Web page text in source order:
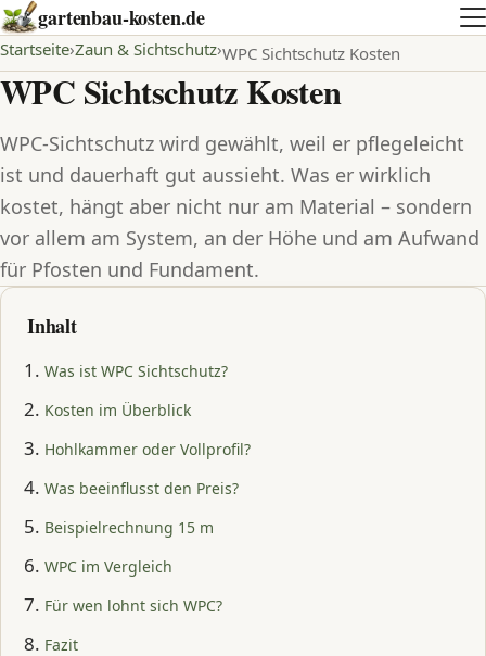
gartenbau-kosten.de
Startseite Zaun & Sichtschutz WPC Sichtschutz Kosten
WPC Sichtschutz Kosten
WPC-Sichtschutz wird gewählt, weil er pflegeleicht
ist und dauerhaft gut aussieht. Was er wirklich
kostet, hängt aber nicht nur am Material – sondern
vor allem am System, an der Höhe und am Aufwand
für Pfosten und Fundament.
Inhalt
Was ist WPC Sichtschutz?
Kosten im Überblick
Hohlkammer oder Vollprofil?
Was beeinflusst den Preis?
Beispielrechnung 15 m
WPC im Vergleich
Für wen lohnt sich WPC?
Fazit